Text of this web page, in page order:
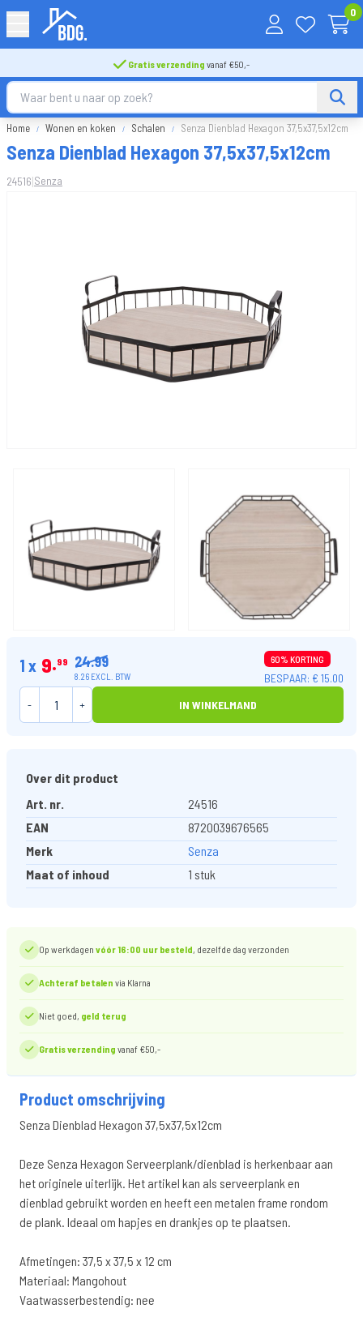
0
Gratis verzending vanaf €50,-
Home Wonen en koken Schalen Senza Dienblad Hexagon 37,5x37,5x12cm
Senza Dienblad Hexagon 37,5x37,5x12cm
24516|Senza
1 x 9 99 24.99
8.26 EXCL. BTW
60% KORTING
BESPAAR: € 15.00
-
+ IN WINKELMAND
Over dit product
Art. nr.
24516
EAN
8720039676565
Merk
Senza
Maat of inhoud
1 stuk
Op werkdagen vóór 16:00 uur besteld, dezelfde dag verzonden
Achteraf betalen via Klarna
Niet goed, geld terug
Gratis verzending vanaf €50,-
Product omschrijving
Senza Dienblad Hexagon 37,5x37,5x12cm
Deze Senza Hexagon Serveerplank/dienblad is herkenbaar aan
het originele uiterlijk. Het artikel kan als serveerplank en
dienblad gebruikt worden en heeft een metalen frame rondom
de plank. Ideaal om hapjes en drankjes op te plaatsen.
Afmetingen: 37,5 x 37,5 x 12 cm
Materiaal: Mangohout
Vaatwasserbestendig: nee